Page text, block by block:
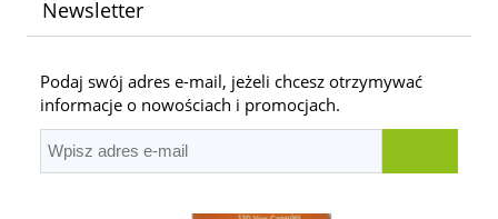
Newsletter
Podaj swój adres e-mail, jeżeli chcesz otrzymywać
informacje o nowościach i promocjach.